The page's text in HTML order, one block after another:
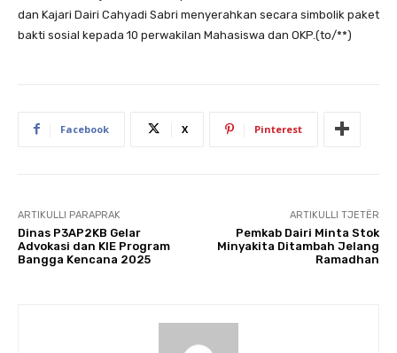
dan Kajari Dairi Cahyadi Sabri menyerahkan secara simbolik paket
bakti sosial kepada 10 perwakilan Mahasiswa dan OKP.(to/**)
Facebook X Pinterest
ARTIKULLI PARAPRAK
Dinas P3AP2KB Gelar
Advokasi dan KIE Program
Bangga Kencana 2025
ARTIKULLI TJETËR
Pemkab Dairi Minta Stok
Minyakita Ditambah Jelang
Ramadhan